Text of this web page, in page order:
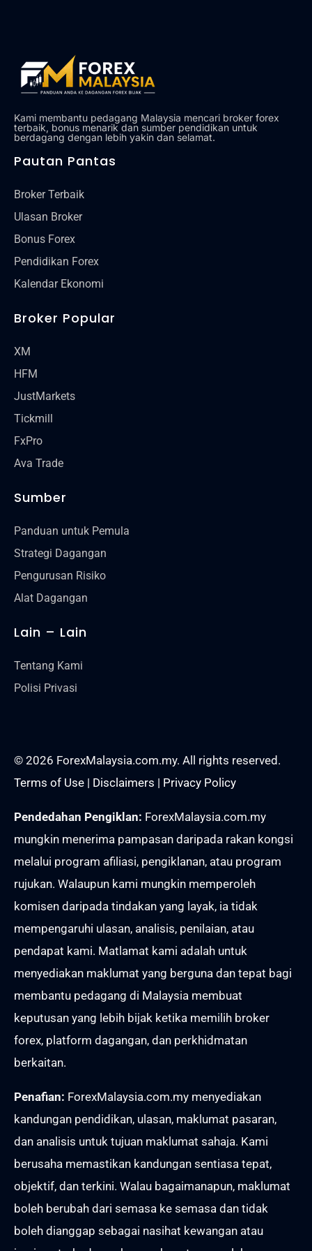
Tentang Kami
Kami membantu pedagang Malaysia mencari broker forex
terbaik, bonus menarik dan sumber pendidikan untuk
berdagang dengan lebih yakin dan selamat.
Pautan Pantas
Broker Terbaik
Ulasan Broker
Bonus Forex
Pendidikan Forex
Kalendar Ekonomi
Broker Popular
XM
HFM
JustMarkets
Tickmill
FxPro
Ava Trade
Sumber
Panduan untuk Pemula
Strategi Dagangan
Pengurusan Risiko
Alat Dagangan
Lain – Lain
Tentang Kami
Polisi Privasi
© 2026 ForexMalaysia.com.my. All rights reserved.
Terms of Use| Disclaimers | Privacy Policy
Pendedahan Pengiklan: ForexMalaysia.com.my
mungkin menerima pampasan daripada rakan kongsi
melalui program afiliasi, pengiklanan, atau program
rujukan. Walaupun kami mungkin memperoleh
komisen daripada tindakan yang layak, ia tidak
mempengaruhi ulasan, analisis, penilaian, atau
pendapat kami. Matlamat kami adalah untuk
menyediakan maklumat yang berguna dan tepat bagi
membantu pedagang di Malaysia membuat
keputusan yang lebih bijak ketika memilih broker
forex, platform dagangan, dan perkhidmatan
berkaitan.
Penafian: ForexMalaysia.com.my menyediakan
kandungan pendidikan, ulasan, maklumat pasaran,
dan analisis untuk tujuan maklumat sahaja. Kami
berusaha memastikan kandungan sentiasa tepat,
objektif, dan terkini. Walau bagaimanapun, maklumat
boleh berubah dari semasa ke semasa dan tidak
boleh dianggap sebagai nasihat kewangan atau